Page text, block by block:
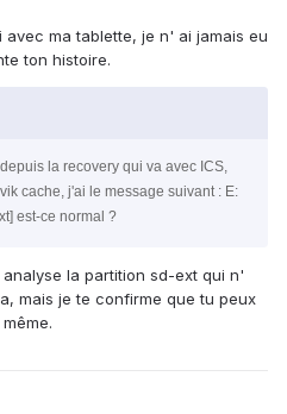
ma tablette, je n' ai jamais eu
ton histoire.
la recovery qui va avec ICS,
cache, j'ai le message suivant : E:
est-ce normal ?
la partition sd-ext qui n'
mais je te confirme que tu peux